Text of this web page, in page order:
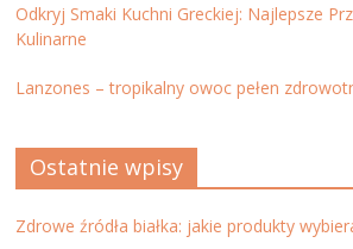
Odkryj Smaki Kuchni Greckiej: Najlepsze
Kulinarne
Lanzones – tropikalny owoc pełen
Ostatnie wpisy
Zdrowe źródła białka: jakie produkty